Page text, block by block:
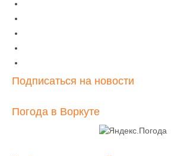
Подписаться на новости
Погода в Воркуте